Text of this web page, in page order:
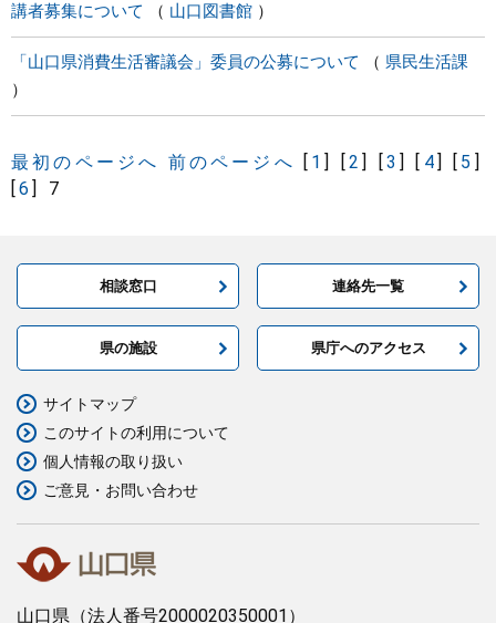
講者募集について
山口図書館
「山口県消費生活審議会」委員の公募について 県民生活課
最初のページへ 前のページへ [ 1] [2] [3] [ 4] [ 5 ]
[6] 7
相談窓口 連絡先一覧
県の施設 県庁へのアクセス
山口県 （法人番号2000020350001）
サイトマップ
このサイトの利用について
個人情報の取り扱い
ご意見・お問い合わせ